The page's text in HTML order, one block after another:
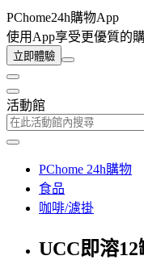
PChome24h購物App
使用App享受更優質的
立即體驗
活動館
PChome 24h購物
食品
咖啡/濾掛
UCC即溶12